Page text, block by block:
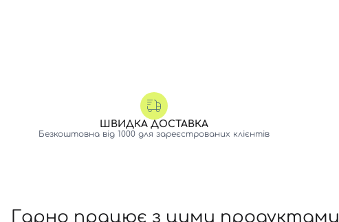
ШВИДКА ДОСТАВКА
Безкоштовна від 1000 для зареєстрованих клієнтів
Гарно працює з цими продуктами